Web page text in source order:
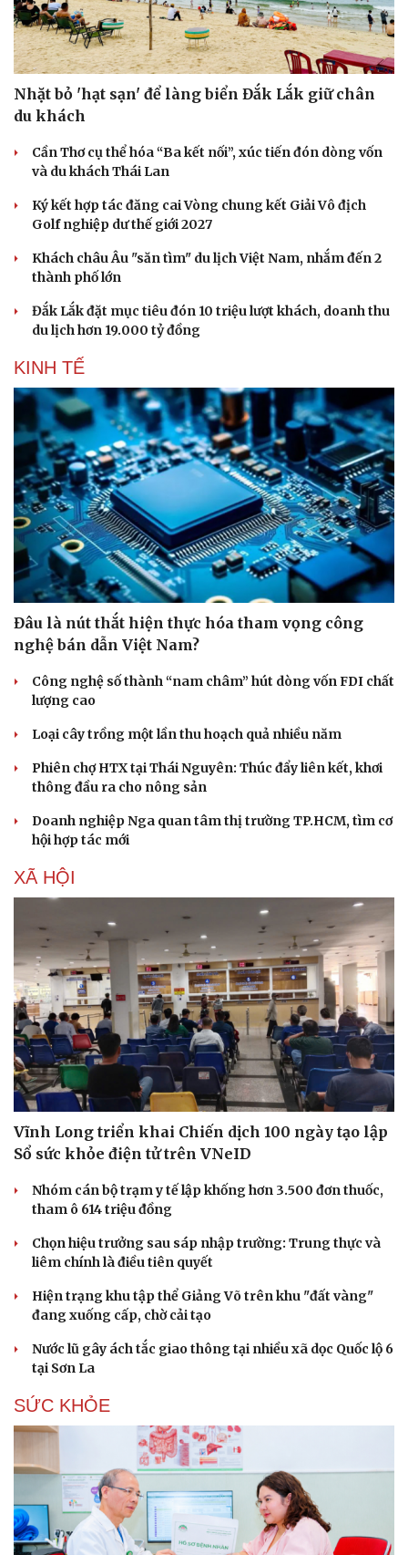
Doanh nhân
Vì cộng đồng
Trải nghiệm
Chuyển đổi số
Sức khỏe
Cây thuốc
Sản phụ khoa
Nhi khoa
Nam khoa
Làm đẹp - giảm cân
Phòng mạch online
Ăn sạch sống khỏe
Nhà đẹp
Tình yêu - Gia đình
Nhặt bỏ 'hạt sạn' để làng biển Đắk Lắk giữ chân
du khách
Cần Thơ cụ thể hóa “Ba kết nối”, xúc tiến đón dòng vốn
và du khách Thái Lan
Ký kết hợp tác đăng cai Vòng chung kết Giải Vô địch
Golf nghiệp dư thế giới 2027
Khách châu Âu "săn tìm" du lịch Việt Nam, nhắm đến 2
thành phố lớn
Đắk Lắk đặt mục tiêu đón 10 triệu lượt khách, doanh thu
du lịch hơn 19.000 tỷ đồng
KINH TẾ
Đâu là nút thắt hiện thực hóa tham vọng công
nghệ bán dẫn Việt Nam?
Công nghệ số thành “nam châm” hút dòng vốn FDI chất
lượng cao
Loại cây trồng một lần thu hoạch quả nhiều năm
Phiên chợ HTX tại Thái Nguyên: Thúc đẩy liên kết, khơi
thông đầu ra cho nông sản
Doanh nghiệp Nga quan tâm thị trường TP.HCM, tìm cơ
hội hợp tác mới
XÃ HỘI
Vĩnh Long triển khai Chiến dịch 100 ngày tạo lập
Sổ sức khỏe điện tử trên VNeID
Nhóm cán bộ trạm y tế lập khống hơn 3.500 đơn thuốc,
tham ô 614 triệu đồng
Chọn hiệu trưởng sau sáp nhập trường: Trung thực và
liêm chính là điều tiên quyết
Hiện trạng khu tập thể Giảng Võ trên khu "đất vàng"
đang xuống cấp, chờ cải tạo
Nước lũ gây ách tắc giao thông tại nhiều xã dọc Quốc lộ 6
tại Sơn La
SỨC KHỎE